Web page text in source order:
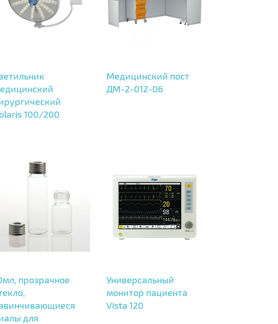
100/200
Медицинский пост
ДМ-2-012-06
прозрачное
для
Универсальный
монитор пациента
Vista 120